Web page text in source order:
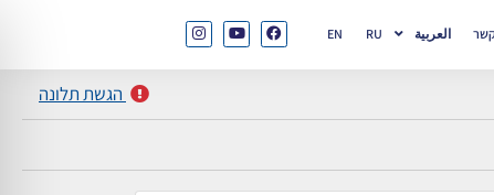
العربية RU
EN
הגשת תלונה